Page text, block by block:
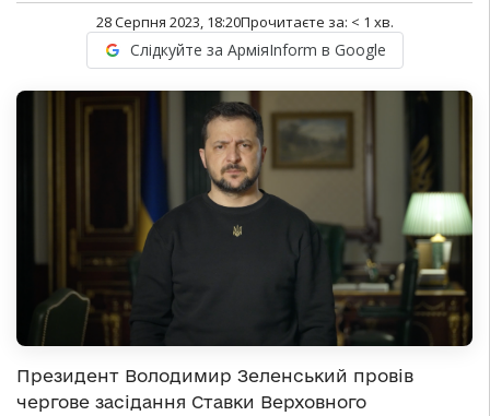
28 Серпня 2023, 18:20Прочитаєте за: < 1 хв.
Слідкуйте за АрміяInform в Google
Президент Володимир Зеленський провів
чергове засідання Ставки Верховного